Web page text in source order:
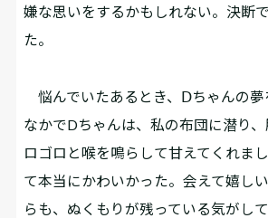
嫌な思いをするかもしれない。決断
た。
悩んでいたあるとき、Ⅾちゃんの夢
なかでDちゃんは、私の布団に潜り
ロゴロと喉を鳴らして甘えてくれま
て本当にかわいかった。会えて嬉し
らも、ぬくもりが残っている気がし